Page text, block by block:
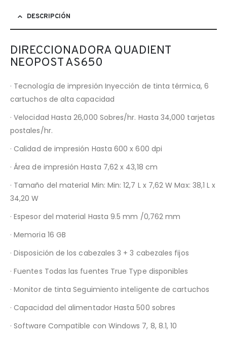
DESCRIPCIÓN
DIRECCIONADORA QUADIENT
NEOPOST AS650
· Tecnología de impresión Inyección de tinta térmica, 6
cartuchos de alta capacidad
· Velocidad Hasta 26,000 Sobres/hr. Hasta 34,000 tarjetas
postales/hr.
· Calidad de impresión Hasta 600 x 600 dpi
· Área de impresión Hasta 7,62 x 43,18 cm
· Tamaño del material Min: Min: 12,7 L x 7,62 W Max: 38,1 L x
34,20 W
· Espesor del material Hasta 9.5 mm /0,762 mm
· Memoria 16 GB
· Disposición de los cabezales 3 + 3 cabezales fijos
· Fuentes Todas las fuentes True Type disponibles
· Monitor de tinta Seguimiento inteligente de cartuchos
· Capacidad del alimentador Hasta 500 sobres
· Software Compatible con Windows 7, 8, 8.1, 10